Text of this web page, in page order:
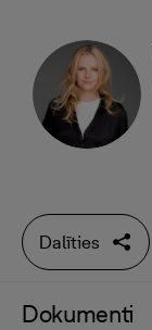
Dalīties
Dokumenti